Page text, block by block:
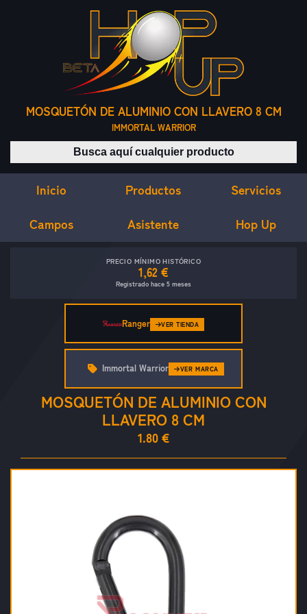
MOSQUETÓN DE ALUMINIO CON LLAVERO 8 CM
IMMORTAL WARRIOR
Buscar productos
Inicio Productos Servicios
Campos Asistente Hop Up
PRECIO MÍNIMO HISTÓRICO
1,62 €
Registrado hace 5 meses
Ranger VER TIENDA
MOSQUETÓN DE ALUMINIO CON
LLAVERO 8 CM
1.80 €
Immortal Warrior VER MARCA